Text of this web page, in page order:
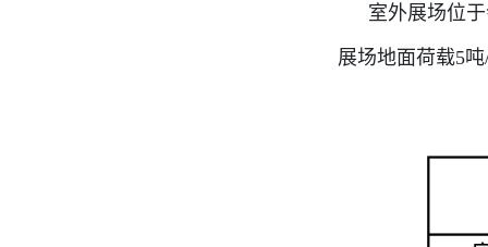
室外展场位
展场地面荷载5